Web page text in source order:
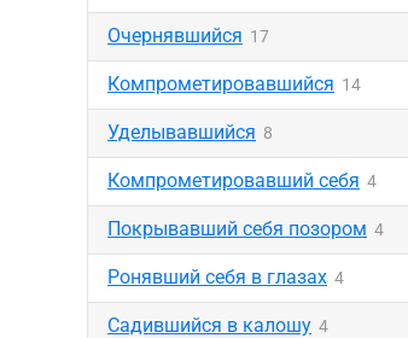
Очернявшийся 17
Компрометировавшийся 14
Уделывавшийся 8
Компрометировавший себя 4
Покрывавший себя позором 4
Ронявший себя в глазах 4
Садившийся в калошу 4